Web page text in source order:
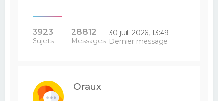
3923
Sujets
28812
Messages
30 juil. 2026, 13:49
Dernier message
Oraux